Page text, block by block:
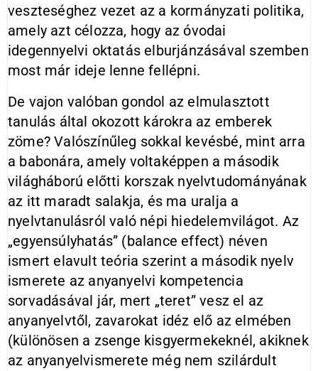
veszteséghez vezet az a kormányzati politika,
amely azt célozza, hogy az óvodai
idegennyelvi oktatás elburjánzásával szemben
most már ideje lenne fellépni.
De vajon valóban gondol az elmulasztott
tanulás által okozott károkra az emberek
zöme? Valószínűleg sokkal kevésbé, mint arra
a babonára, amely voltaképpen a második
világháború előtti korszak nyelvtudományának
az itt maradt salakja, és ma uralja a
nyelvtanulásról való népi hiedelemvilágot. Az
„egyensúlyhatás” (balance effect) néven
ismert elavult teória szerint a második nyelv
ismerete az anyanyelvi kompetencia
sorvadásával jár, mert „teret” vesz el az
anyanyelvtől, zavarokat idéz elő az elmében
(különösen a zsenge kisgyermekeknél, akiknek
az anyanyelvismerete még nem szilárdult